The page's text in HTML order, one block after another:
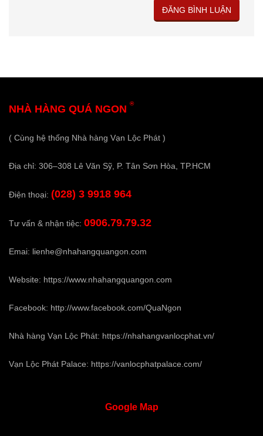
NHÀ HÀNG QUÁ NGON ®
( Cùng hệ thống Nhà hàng Vạn Lộc Phát )
Địa chỉ: 306–308 Lê Văn Sỹ, P. Tân Sơn Hòa, TP.HCM
Điện thoại: (028) 3 9918 964
Tư vấn & nhận tiệc: 0906.79.79.32
Emai: lienhe@nhahangquangon.com
Website: https://www.nhahangquangon.com
Facebook: http://www.facebook.com/QuaNgon
Nhà hàng Vạn Lộc Phát: https://nhahangvanlocphat.vn/
Vạn Lộc Phát Palace: https://vanlocphatpalace.com/
GoogleMap